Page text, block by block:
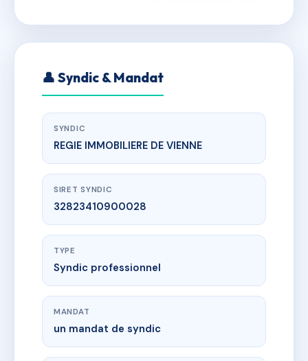
👤 Syndic & Mandat
SYNDIC
REGIE IMMOBILIERE DE VIENNE
SIRET SYNDIC
32823410900028
TYPE
Syndic professionnel
MANDAT
un mandat de syndic